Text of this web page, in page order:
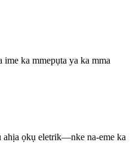
ka mmepụta ya ka mma
ahịa ọkụ eletrik—nke na-eme ka